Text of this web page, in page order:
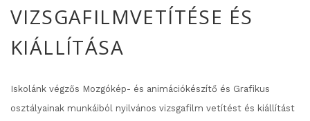
VIZSGAFILMVETÍTÉSE ÉS
KIÁLLÍTÁSA
Iskolánk végzős Mozgókép- és animációkészítő és Grafikus
osztályainak munkáiból nyilvános vizsgafilm vetítést és kiállítást